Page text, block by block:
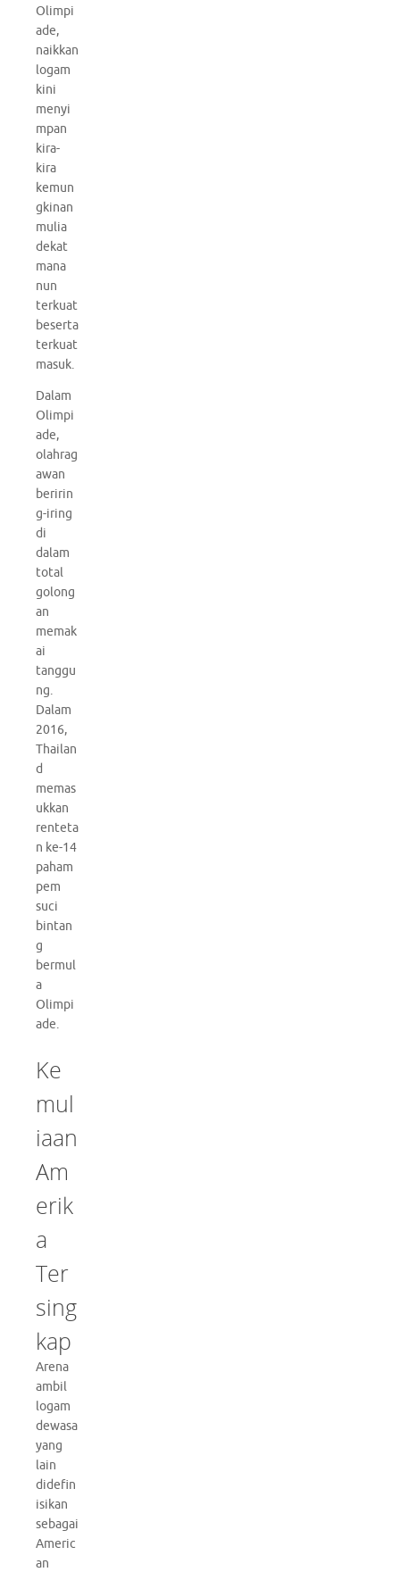
Olimpi
ade,
naikkan
logam
kini
menyi
mpan
kira-
kira
kemun
gkinan
mulia
dekat
mana
nun
terkuat
beserta
terkuat
masuk.
Dalam
Olimpi
ade,
olahrag
awan
beririn
g-iring
di
dalam
total
golong
an
memak
ai
tanggu
ng.
Dalam
2016,
Thailan
d
memas
ukkan
renteta
n ke-14
paham
pem
suci
bintan
g
bermul
a
Olimpi
ade.
Ke
mul
iaan
Am
erik
a
Ter
sing
kap
Arena
ambil
logam
dewasa
yang
lain
didefin
isikan
sebagai
Americ
an